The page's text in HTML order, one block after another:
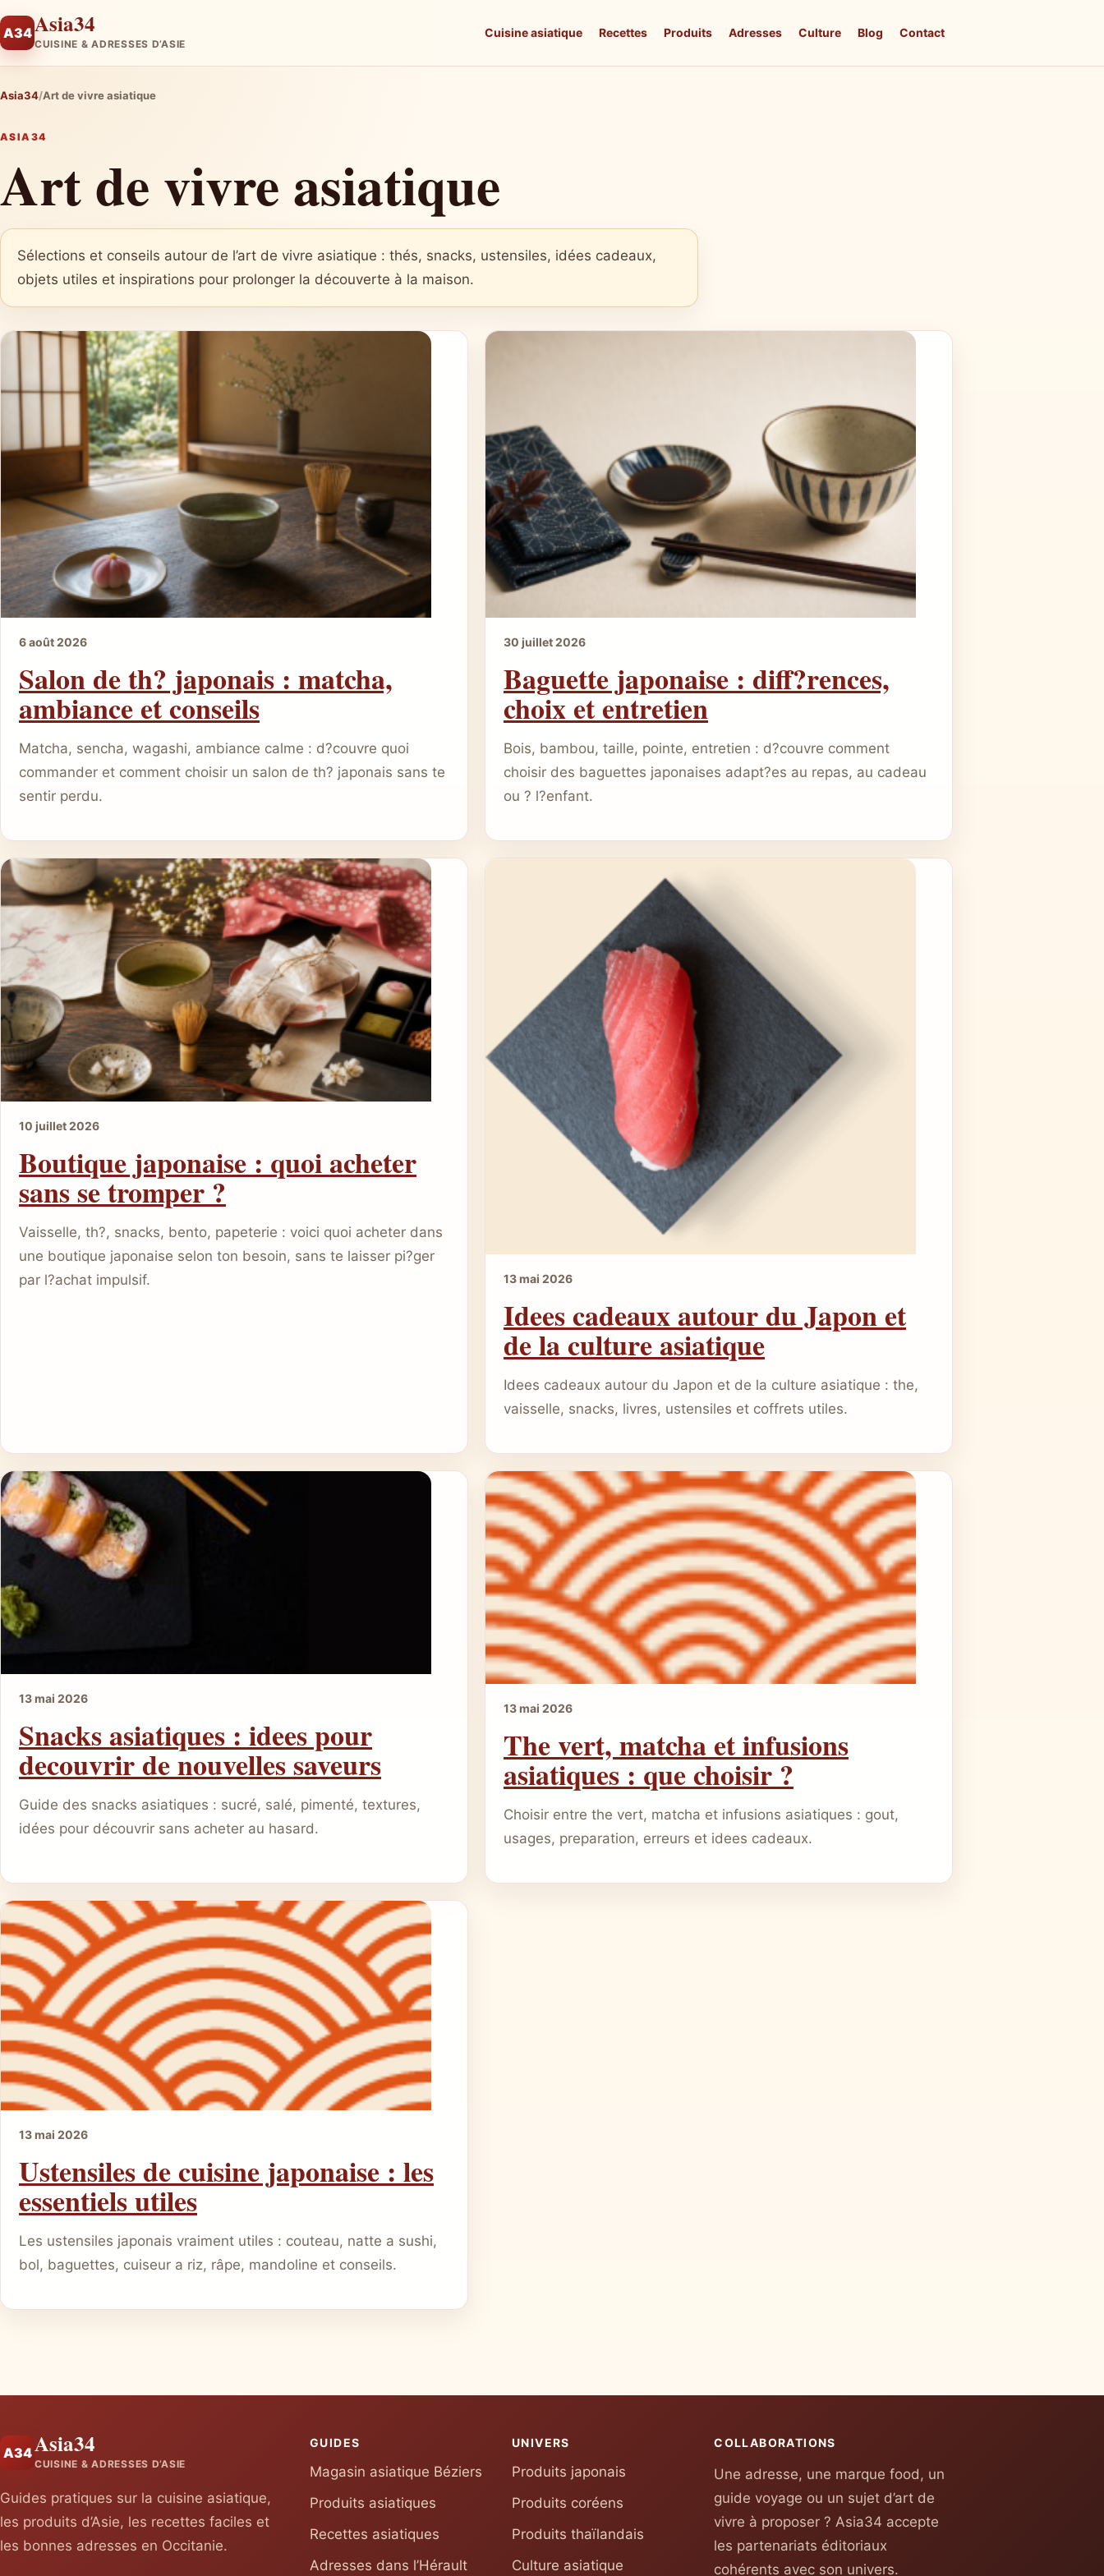
A34Asia34
CUISINE & ADRESSES D’ASIE
Cuisine asiatique Recettes Produits Adresses Culture Blog Contact
Asia34 Art de vivre asiatique
ASIA34
Art de vivre asiatique
Sélections et conseils autour de l’art de vivre asiatique : thés, snacks, ustensiles, idées cadeaux,
objets utiles et inspirations pour prolonger la découverte à la maison.
6 août 2026
Salon de th? japonais : matcha,
ambiance et conseils
Matcha, sencha, wagashi, ambiance calme : d?couvre quoi
commander et comment choisir un salon de th? japonais sans te
sentir perdu.
30 juillet 2026
Baguette japonaise : diff?rences,
choix et entretien
Bois, bambou, taille, pointe, entretien : d?couvre comment
choisir des baguettes japonaises adapt?es au repas, au cadeau
ou ? l?enfant.
10 juillet 2026
Boutique japonaise : quoi acheter
sans se tromper ?
Vaisselle, th?, snacks, bento, papeterie : voici quoi acheter dans
une boutique japonaise selon ton besoin, sans te laisser pi?ger
par l?achat impulsif.
13 mai 2026
Idees cadeaux autour du Japon et
de la culture asiatique
Idees cadeaux autour du Japon et de la culture asiatique : the,
vaisselle, snacks, livres, ustensiles et coffrets utiles.
13 mai 2026
Snacks asiatiques : idees pour
decouvrir de nouvelles saveurs
Guide des snacks asiatiques : sucré, salé, pimenté, textures,
idées pour découvrir sans acheter au hasard.
13 mai 2026
The vert, matcha et infusions
asiatiques : que choisir ?
Choisir entre the vert, matcha et infusions asiatiques : gout,
usages, preparation, erreurs et idees cadeaux.
13 mai 2026
Ustensiles de cuisine japonaise : les
essentiels utiles
Les ustensiles japonais vraiment utiles : couteau, natte a sushi,
bol, baguettes, cuiseur a riz, râpe, mandoline et conseils.
A34Asia34
CUISINE & ADRESSES D’ASIE
Guides pratiques sur la cuisine asiatique,
les produits d’Asie, les recettes faciles et
les bonnes adresses en Occitanie.
GUIDES
Magasin asiatique Béziers
Produits asiatiques
Recettes asiatiques
Adresses dans l’Hérault
UNIVERS
Produits japonais
Produits coréens
Produits thaïlandais
Culture asiatique
COLLABORATIONS
Une adresse, une marque food, un
guide voyage ou un sujet d’art de
vivre à proposer ? Asia34 accepte
les partenariats éditoriaux
cohérents avec son univers.